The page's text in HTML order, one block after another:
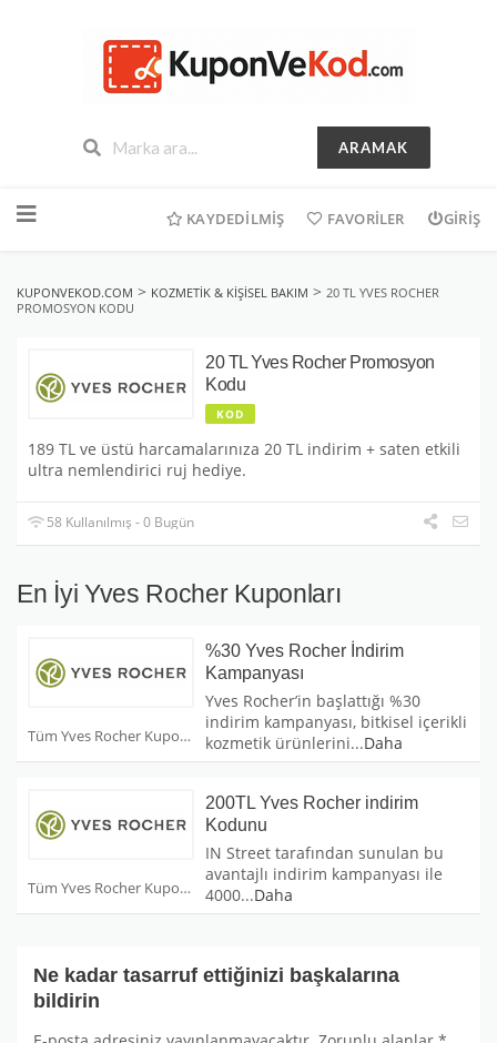
ARAMAK
geç
KAYDEDILMIŞ FAVORILER GIRIŞ
KUPONVEKOD.COM > KOZMETIK & KIŞISEL BAKIM > 20 TL YVES ROCHER
PROMOSYON KODU
20 TL Yves Rocher Promosyon
Kodu
KOD
189 TL ve üstü harcamalarınıza 20 TL indirim + saten etkili
ultra nemlendirici ruj hediye.
58 Kullanılmış - 0 Bugün
En İyi Yves Rocher Kuponları
Tüm Yves Rocher Kuponları
%30 Yves Rocher İndirim
Kampanyası
Yves Rocher’in başlattığı %30
indirim kampanyası, bitkisel içerikli
kozmetik ürünlerini...Daha
Tüm Yves Rocher Kuponları
200TL Yves Rocher indirim
Kodunu
IN Street tarafından sunulan bu
avantajlı indirim kampanyası ile
4000...Daha
Ne kadar tasarruf ettiğinizi başkalarına
bildirin